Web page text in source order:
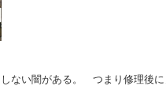
い闇がある。 つまり修理後に